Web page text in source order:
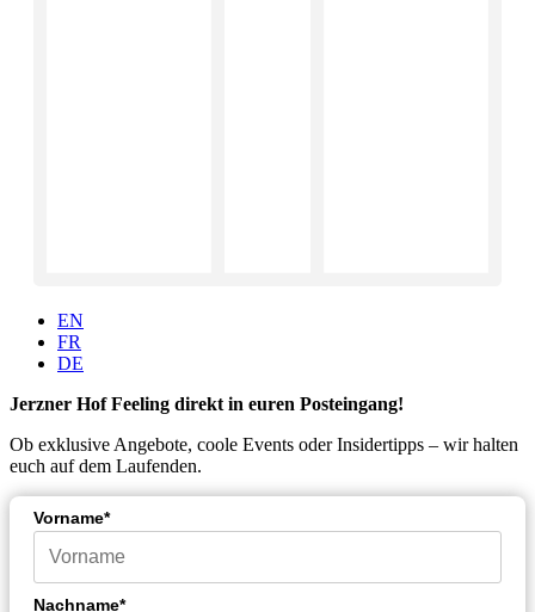
EN
FR
DE
Jerzner Hof Feeling direkt in euren Posteingang!
Ob exklusive Angebote, coole Events oder Insidertipps – wir halten
euch auf dem Laufenden.
Vorname*
Nachname*